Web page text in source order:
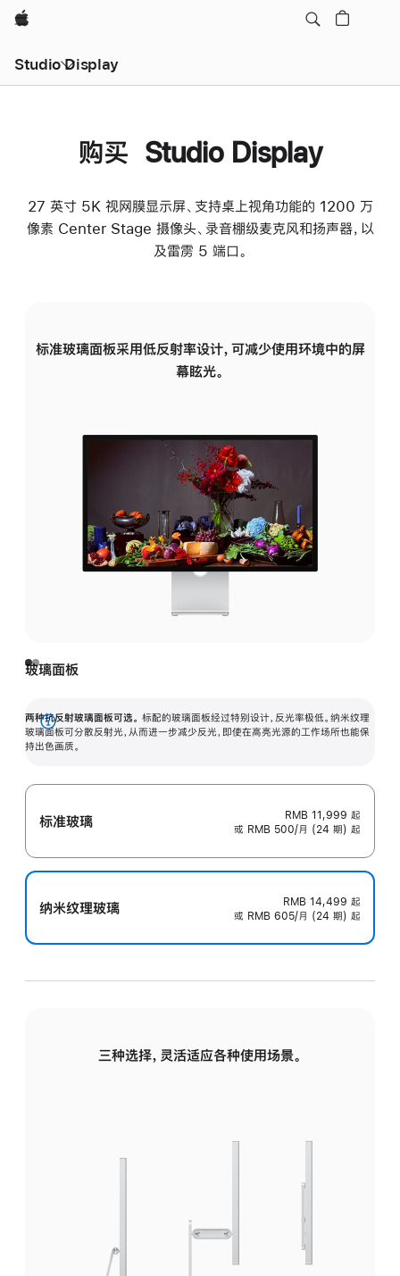
Apple
Studio Display
购买 Studio Display
27 英寸 5K 视网膜显示屏、支持桌上视角功能的 1200 万
像素 Center Stage 摄像头、录音棚级麦克风和扬声器，以
及雷雳 5 端口。
标准玻璃面板采用低反射率设计，可减少使用环境中的屏
幕眩光。
玻璃面板
两种抗反射玻璃面板可选。 标配的玻璃面板经过特别设计，反光率极低。纳米纹理
玻璃面板可分散反射光，从而进一步减少反光，即使在高亮光源的工作场所也能保
持出色画质。
展
开
标准玻璃 RMB 11,999 起
或 RMB 500/月 (24 期) 起
纳米纹理玻璃 RMB 14,499 起
或 RMB 605/月 (24 期) 起
三种选择，灵活适应各种使用场景。